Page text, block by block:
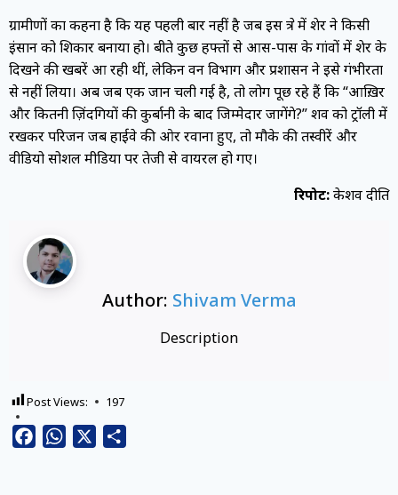
ग्रामीणों का कहना है कि यह पहली बार नहीं है जब इस क्षेत्र में शेर ने किसी
इंसान को शिकार बनाया हो। बीते कुछ हफ्तों से आस-पास के गांवों में शेर के
दिखने की खबरें आ रही थीं, लेकिन वन विभाग और प्रशासन ने इसे गंभीरता
से नहीं लिया। अब जब एक जान चली गई है, तो लोग पूछ रहे हैं कि “आख़िर
और कितनी ज़िंदगियों की कुर्बानी के बाद जिम्मेदार जागेंगे?” शव को ट्रॉली में
रखकर परिजन जब हाईवे की ओर रवाना हुए, तो मौके की तस्वीरें और
वीडियो सोशल मीडिया पर तेजी से वायरल हो गए।
रिपोर्ट:केशव दीक्षित
Author: Shivam Verma
Description
Post Views: 197
FacebookWhatsApp